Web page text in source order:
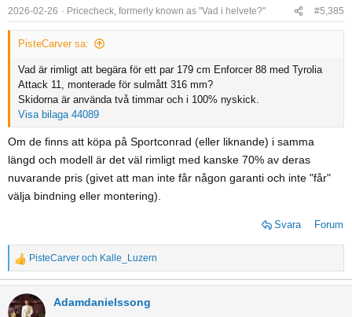
o
n
2026-02-26 Pricecheck, formerly known as "Vad i helvete?" #5,385
PisteCarver sa:
Vad är rimligt att begära för ett par 179 cm Enforcer 88 med Tyrolia
Attack 11, monterade för sulmått 316 mm?
Skidorna är använda två timmar och i 100% nyskick.
Visa bilaga 44089
Om de finns att köpa på Sportconrad (eller liknande) i samma
längd och modell är det väl rimligt med kanske 70% av deras
nuvarande pris (givet att man inte får någon garanti och inte "får"
välja bindning eller montering).
Svara Forum
R
e
a
c
PisteCarver och Kalle_Luzern
Adamdanielssong